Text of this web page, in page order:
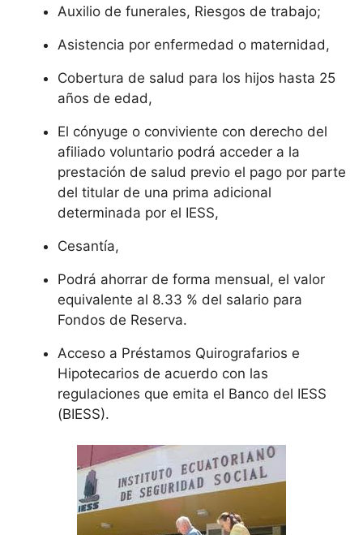
Auxilio de funerales, Riesgos de trabajo;
Asistencia por enfermedad o maternidad,
Cobertura de salud para los hijos hasta 25
años de edad,
El cónyuge o conviviente con derecho del
afiliado voluntario podrá acceder a la
prestación de salud previo el pago por parte
del titular de una prima adicional
determinada por el IESS,
Cesantía,
Podrá ahorrar de forma mensual, el valor
equivalente al 8.33 % del salario para
Fondos de Reserva.
Acceso a Préstamos Quirografarios e
Hipotecarios de acuerdo con las
regulaciones que emita el Banco del IESS
(BIESS).